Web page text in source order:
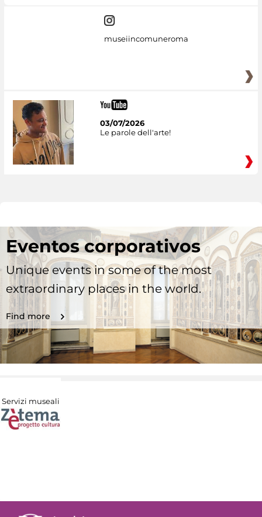
museiincomuneroma
03/07/2026
Le parole dell'arte!
Eventos corporativos
Unique events in some of the most
extraordinary places in the world.
Find more
Servizi museali